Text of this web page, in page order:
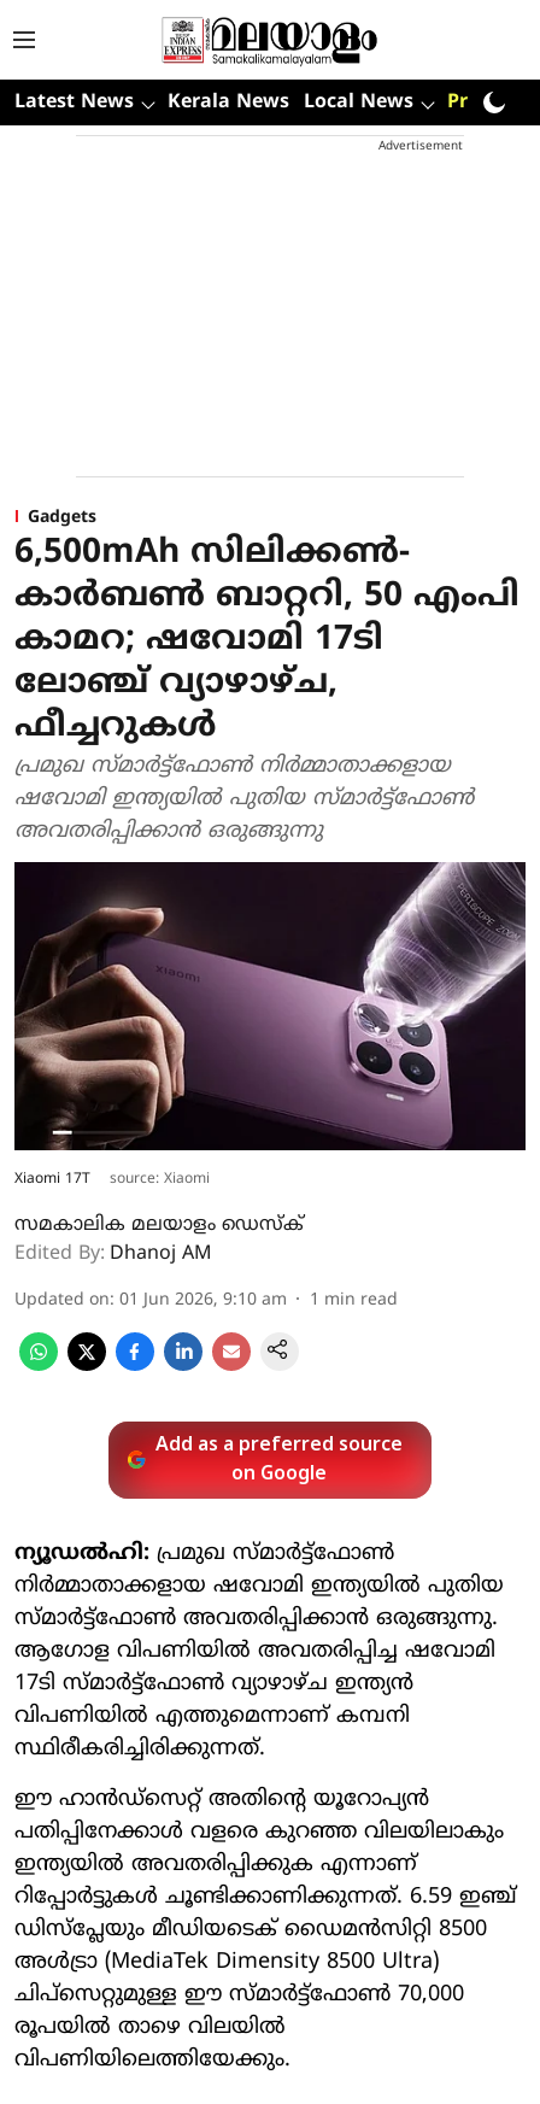
Latest News Kerala News Local News Premium
Advertisement
Gadgets
6,500mAh സിലിക്കണ്‍-
കാര്‍ബണ്‍ ബാറ്ററി, 50 എംപി
കാമറ; ഷവോമി 17ടി
ലോഞ്ച് വ്യാഴാഴ്ച,
ഫീച്ചറുകള്‍
പ്രമുഖ സ്മാര്‍ട്ട്‌ഫോണ്‍ നിര്‍മ്മാതാക്കളായ
ഷവോമി ഇന്ത്യയില്‍ പുതിയ സ്മാര്‍ട്ട്ഫോണ്‍
അവതരിപ്പിക്കാന്‍ ഒരുങ്ങുന്നു
Xiaomi 17T source: Xiaomi
സമകാലിക മലയാളം ഡെസ്ക്
Edited By: Dhanoj AM
Updated on: 01 Jun 2026, 9:10 am 1 min read
Add as a preferred source
on Google
ന്യൂഡല്‍ഹി: പ്രമുഖ സ്മാര്‍ട്ട്‌ഫോണ്‍
നിര്‍മ്മാതാക്കളായ ഷവോമി ഇന്ത്യയില്‍ പുതിയ
സ്മാര്‍ട്ട്ഫോണ്‍ അവതരിപ്പിക്കാന്‍ ഒരുങ്ങുന്നു.
ആഗോള വിപണിയില്‍ അവതരിപ്പിച്ച ഷവോമി
17ടി സ്മാര്‍ട്ട്‌ഫോണ്‍ വ്യാഴാഴ്ച ഇന്ത്യന്‍
വിപണിയില്‍ എത്തുമെന്നാണ് കമ്പനി
സ്ഥിരീകരിച്ചിരിക്കുന്നത്.
ഈ ഹാന്‍ഡ്സെറ്റ് അതിന്റെ യൂറോപ്യന്‍
പതിപ്പിനേക്കാള്‍ വളരെ കുറഞ്ഞ വിലയിലാകും
ഇന്ത്യയില്‍ അവതരിപ്പിക്കുക എന്നാണ്
റിപ്പോര്‍ട്ടുകള്‍ ചൂണ്ടിക്കാണിക്കുന്നത്. 6.59 ഇഞ്ച്
ഡിസ്പ്ലേയും മീഡിയടെക് ഡൈമന്‍സിറ്റി 8500
അള്‍ട്രാ (MediaTek Dimensity 8500 Ultra)
ചിപ്സെറ്റുമുള്ള ഈ സ്മാര്‍ട്ട്ഫോണ്‍ 70,000
രൂപയില്‍ താഴെ വിലയില്‍
വിപണിയിലെത്തിയേക്കും.